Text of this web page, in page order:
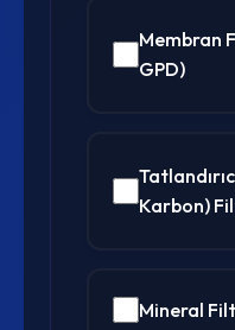
Membran
GPD)
Karbon)
Mineral